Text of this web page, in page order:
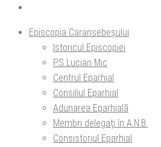
Episcopia Caransebeșului
Istoricul Episcopiei
PS Lucian Mic
Centrul Eparhial
Consiliul Eparhial
Adunarea Eparhială
Membri delegaţi în A.N.B.
Consistoriul Eparhial